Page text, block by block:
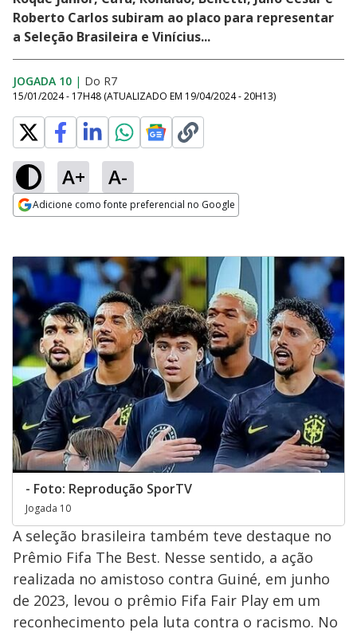
Roberto Carlos subiram ao placo para representar
a Seleção Brasileira e Vinícius...
JOGADA 10 | Do R7
15/01/2024 - 17H48 (ATUALIZADO EM 19/04/2024 - 20H13)
A+ A-
Adicione como fonte preferencial no Google
- Foto: Reprodução SporTV
Jogada 10
A seleção brasileira também teve destaque no
Prêmio Fifa The Best. Nesse sentido, a ação
realizada no amistoso contra Guiné, em junho
de 2023, levou o prêmio Fifa Fair Play em um
reconhecimento pela luta contra o racismo. No